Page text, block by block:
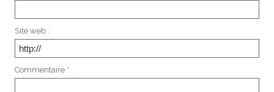
Site web :
Commentaire * :